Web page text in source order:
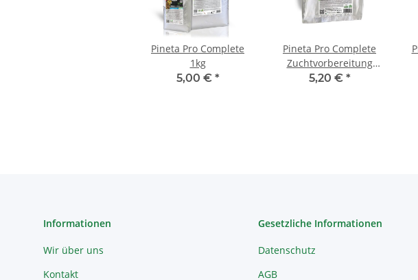
Pineta Pro Complete
1kg
5,00 € *
Pineta Pro Complete
Zuchtvorbereitung
500g
5,20 € *
Informationen
Wir über uns
Kontakt
Gesetzliche Informationen
Datenschutz
AGB